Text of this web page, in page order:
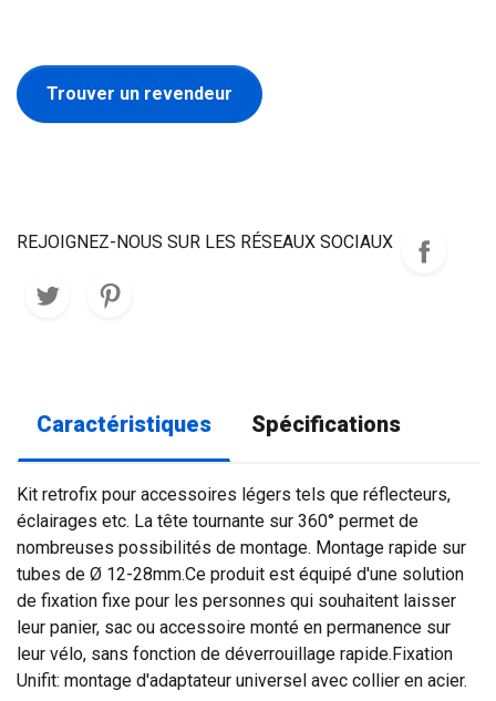
Trouver un revendeur
REJOIGNEZ-NOUS SUR LES RÉSEAUX SOCIAUX
Caractéristiques Spécifications
Kit retrofix pour accessoires légers tels que réflecteurs,
éclairages etc. La tête tournante sur 360° permet de
nombreuses possibilités de montage. Montage rapide sur
tubes de Ø 12-28mm.Ce produit est équipé d'une solution
de fixation fixe pour les personnes qui souhaitent laisser
leur panier, sac ou accessoire monté en permanence sur
leur vélo, sans fonction de déverrouillage rapide.Fixation
Unifit: montage d'adaptateur universel avec collier en acier.